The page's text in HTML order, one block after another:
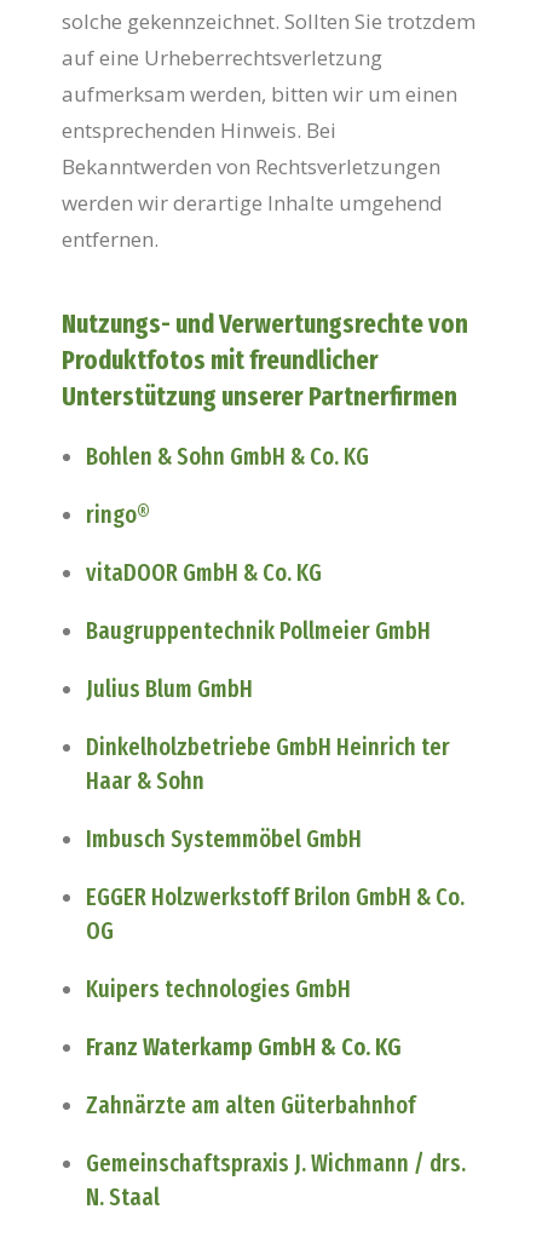
solche gekennzeichnet. Sollten Sie trotzdem
auf eine Urheberrechtsverletzung
aufmerksam werden, bitten wir um einen
entsprechenden Hinweis. Bei
Bekanntwerden von Rechtsverletzungen
werden wir derartige Inhalte umgehend
entfernen.
Nutzungs- und Verwertungsrechte von
Produktfotos mit freundlicher
Unterstützung unserer Partnerfirmen
Bohlen & Sohn GmbH & Co. KG
ringo®
vitaDOOR GmbH & Co. KG
Baugruppentechnik Pollmeier GmbH
Julius Blum GmbH
Dinkelholzbetriebe GmbH Heinrich ter
Haar & Sohn
Imbusch Systemmöbel GmbH
EGGER Holzwerkstoff Brilon GmbH & Co.
OG
Kuipers technologies GmbH
Franz Waterkamp GmbH & Co. KG
Zahnärzte am alten Güterbahnhof
Gemeinschaftspraxis J. Wichmann / drs.
N. Staal